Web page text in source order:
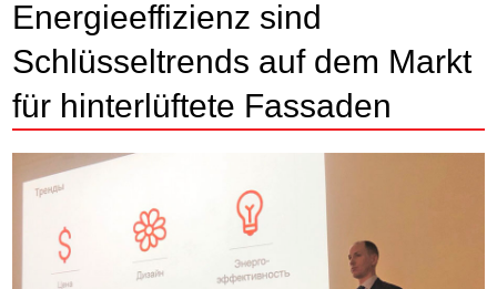
Energieeffizienz sind
Schlüsseltrends auf dem Markt
für hinterlüftete Fassaden